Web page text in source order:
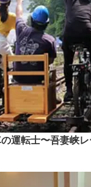
運転士〜吾妻峡